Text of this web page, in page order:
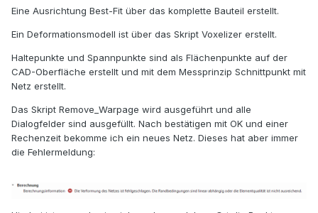
Eine Ausrichtung Best-Fit über das komplette Bauteil erstellt.
Ein Deformationsmodell ist über das Skript Voxelizer erstellt.
Haltepunkte und Spannpunkte sind als Flächenpunkte auf der
CAD-Oberfläche erstellt und mit dem Messprinzip Schnittpunkt mit
Netz erstellt.
Das Skript Remove_Warpage wird ausgeführt und alle
Dialogfelder sind ausgefüllt. Nach bestätigen mit OK und einer
Rechenzeit bekomme ich ein neues Netz. Dieses hat aber immer
die Fehlermeldung: